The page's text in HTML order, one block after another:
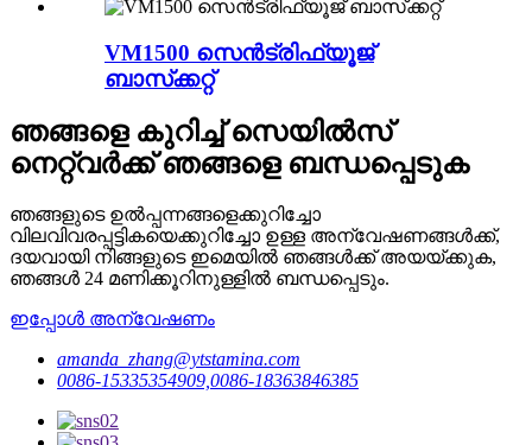
VM1500 സെൻട്രിഫ്യൂജ്
ബാസ്‌ക്കറ്റ്
ഞങ്ങളെ കുറിച്ച് സെയിൽസ്
നെറ്റ്‌വർക്ക് ഞങ്ങളെ ബന്ധപ്പെടുക
ഞങ്ങളുടെ ഉൽപ്പന്നങ്ങളെക്കുറിച്ചോ
വിലവിവരപ്പട്ടികയെക്കുറിച്ചോ ഉള്ള അന്വേഷണങ്ങൾക്ക്,
ദയവായി നിങ്ങളുടെ ഇമെയിൽ ഞങ്ങൾക്ക് അയയ്ക്കുക,
ഞങ്ങൾ 24 മണിക്കൂറിനുള്ളിൽ ബന്ധപ്പെടും.
ഇപ്പോൾ അന്വേഷണം
amanda_zhang@ytstamina.com
0086-15335354909,0086-18363846385